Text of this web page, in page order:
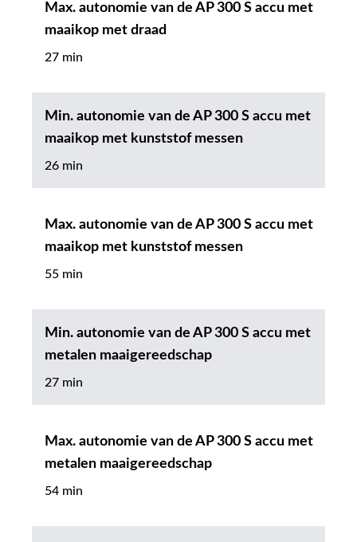
Max. autonomie van de AP 300 S accu met
maaikop met draad
27 min
Min. autonomie van de AP 300 S accu met
maaikop met kunststof messen
26 min
Max. autonomie van de AP 300 S accu met
maaikop met kunststof messen
55 min
Min. autonomie van de AP 300 S accu met
metalen maaigereedschap
27 min
Max. autonomie van de AP 300 S accu met
metalen maaigereedschap
54 min